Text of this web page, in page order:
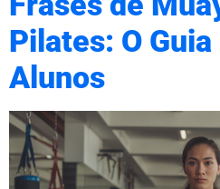
Pilates: O
Alunos